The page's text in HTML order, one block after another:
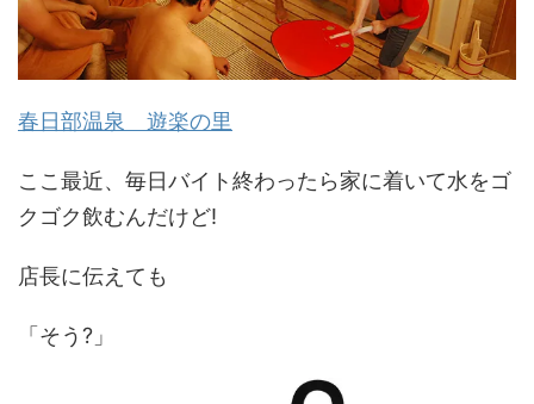
春日部温泉 遊楽の里
ここ最近、毎日バイト終わったら家に着いて水をゴ
クゴク飲むんだけど!
店長に伝えても
「そう?」